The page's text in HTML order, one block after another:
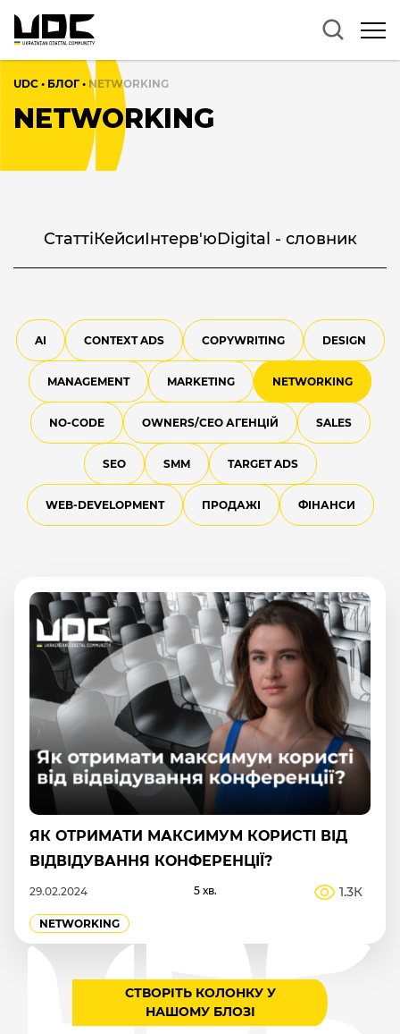
UDC • БЛОГ • NETWORKING
NETWORKING
CтаттіКейсиІнтерв'юDigital - словник
AI CONTEXT ADS COPYWRITING DESIGN
MANAGEMENT MARKETING NETWORKING
NO-CODE OWNERS/СEO АГЕНЦІЙ SALES
SEO SMM TARGET ADS
WEB-DEVELOPMENT ПРОДАЖІ ФІНАНСИ
ЯК ОТРИМАТИ МАКСИМУМ КОРИСТІ ВІД
ВІДВІДУВАННЯ КОНФЕРЕНЦІЇ?
29.02.2024 5 хв. 1.3К
NETWORKING
СТВОРІТЬ КОЛОНКУ У
НАШОМУ БЛОЗІ